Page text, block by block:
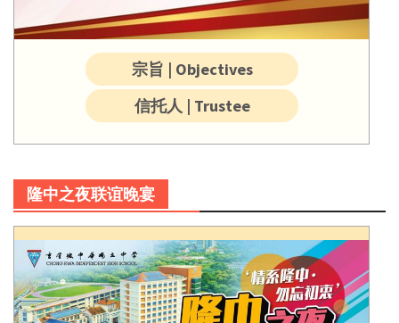
宗旨 | Objectives
信托人 | Trustee
隆中之夜联谊晚宴